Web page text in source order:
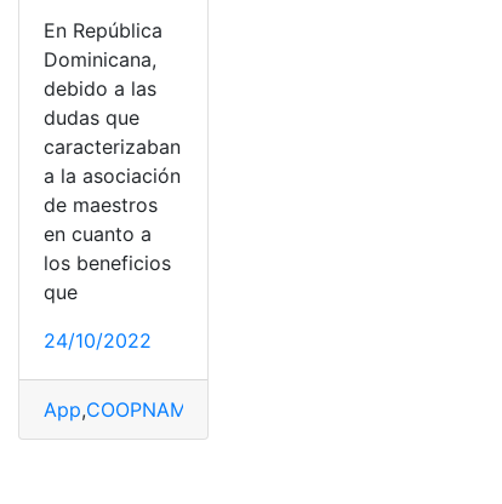
En República
Dominicana,
debido a las
dudas que
caracterizaban
a la asociación
de maestros
en cuanto a
los beneficios
que
24/10/2022
App,COOPNAMA